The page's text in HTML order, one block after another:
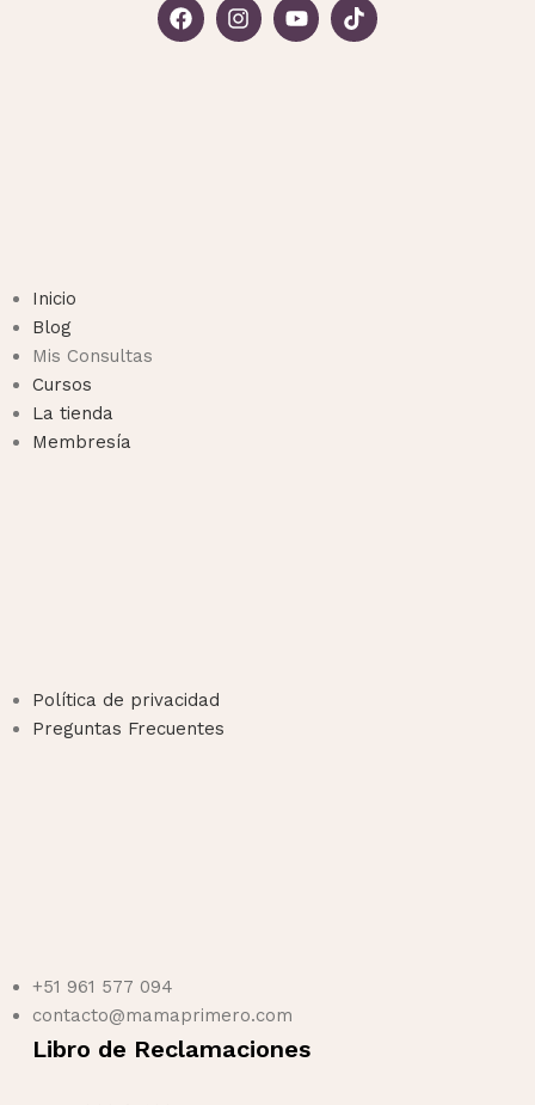
Inicio
Blog
Mis Consultas
Cursos
La tienda
Membresía
Política de privacidad
Preguntas Frecuentes
+51 961 577 094
contacto@mamaprimero.com
Libro de Reclamaciones